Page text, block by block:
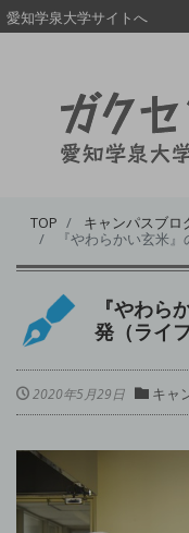
愛知学泉大学サイトへ
TOP
キャンパスブロ
『やわらかい玄米』
『やわら
発（ライ
2020年5月29日 キャ